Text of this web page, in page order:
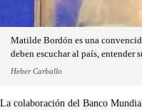
Matilde Bordón es una
deben escuchar al país, entender
Heber Carballo
La colaboración del Banco